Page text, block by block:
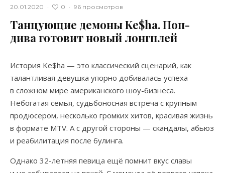
20.01.2020 · 0 · 96 просмотров
Танцующие демоны Ke$ha. Поп-
дива готовит новый лонгплей
История Ke$ha — это классический сценарий, как
талантливая девушка упорно добивалась успеха
в сложном мире американского шоу-бизнеса.
Небогатая семья, судьбоносная встреча с крупным
продюсером, несколько громких хитов, красивая жизнь
в формате MTV. А с другой стороны — скандалы, абьюз
и реабилитация после булинга.
Однако 32-летняя певица ещё помнит вкус славы